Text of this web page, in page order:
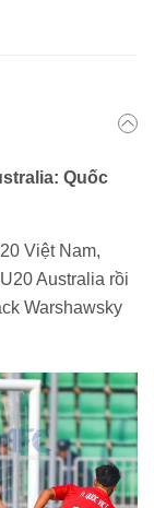
Quốc
Việt Nam,
Australia rồi
Warshawsky